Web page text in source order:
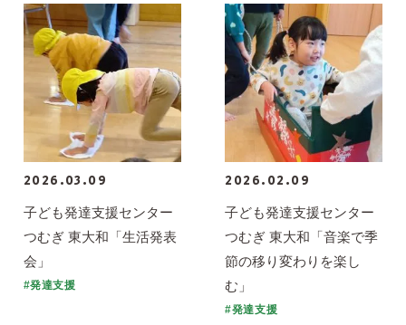
2026.03.09
子ども発達支援センター
つむぎ 東大和「生活発表
会」
#発達支援
2026.02.09
子ども発達支援センター
つむぎ 東大和「音楽で季
節の移り変わりを楽し
む」
#発達支援